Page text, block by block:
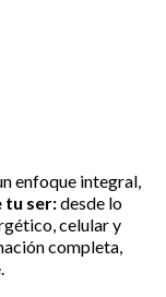
enfoque integral,
tu ser:desde lo
celular y
completa,